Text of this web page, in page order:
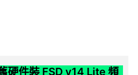
硬件裝 FSD v14 Lite 頻